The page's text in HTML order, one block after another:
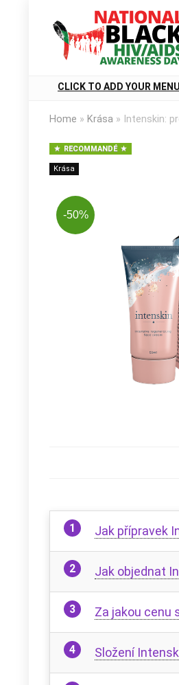
CLICK TO ADD YOUR MENU
Home » Krása » Intenskin:
RECOMMANDÉ
Krása
-50%
Jak přípravek
Jak objednat
Za jakou cenu
Složení